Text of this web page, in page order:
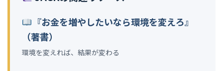
『お金を増やしたいなら環境を変えろ』
（著書）
環境を変えれば、結果が変わる